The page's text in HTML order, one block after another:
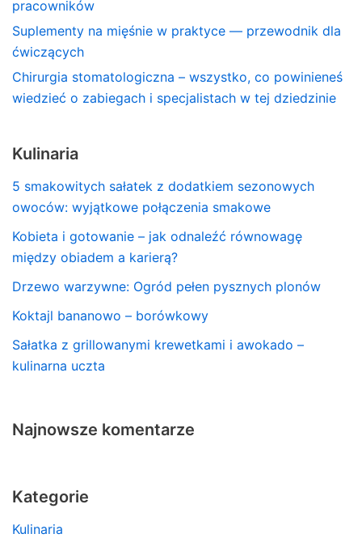
pracowników
Suplementy na mięśnie w praktyce — przewodnik dla
ćwiczących
Chirurgia stomatologiczna – wszystko, co powinieneś
wiedzieć o zabiegach i specjalistach w tej dziedzinie
Kulinaria
5 smakowitych sałatek z dodatkiem sezonowych
owoców: wyjątkowe połączenia smakowe
Kobieta i gotowanie – jak odnaleźć równowagę
między obiadem a karierą?
Drzewo warzywne: Ogród pełen pysznych plonów
Koktajl bananowo – borówkowy
Sałatka z grillowanymi krewetkami i awokado –
kulinarna uczta
Najnowsze komentarze
Kategorie
Kulinaria